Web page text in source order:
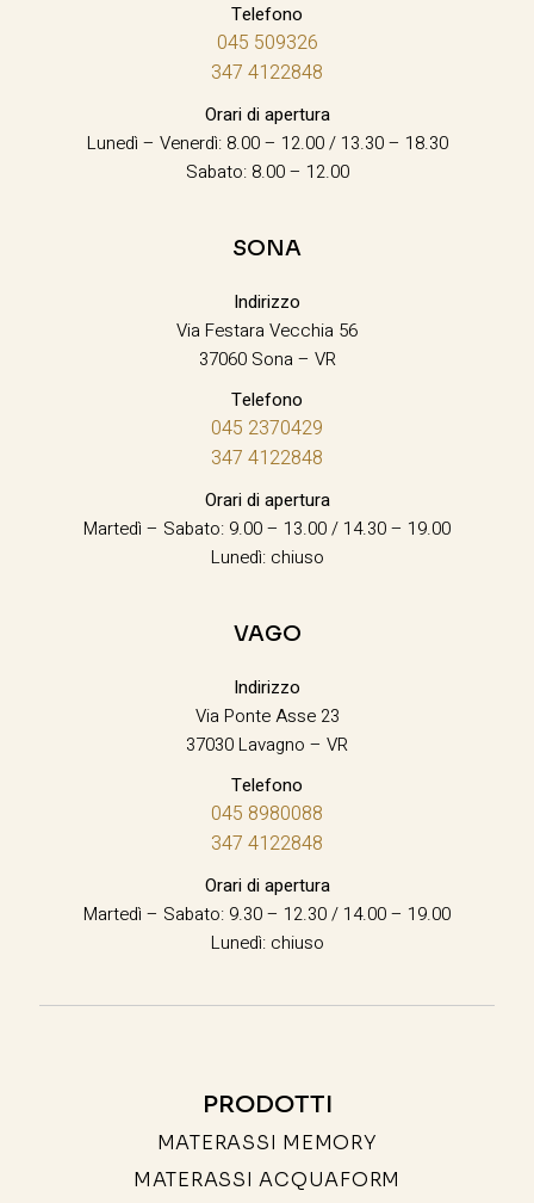
Telefono
045 509326
347 4122848
Orari di apertura
Lunedì – Venerdì: 8.00 – 12.00 / 13.30 – 18.30
Sabato: 8.00 – 12.00
SONA
Indirizzo
Via Festara Vecchia 56
37060 Sona – VR
Telefono
045 2370429
347 4122848
Orari di apertura
Martedì – Sabato: 9.00 – 13.00 / 14.30 – 19.00
Lunedì: chiuso
VAGO
Indirizzo
Via Ponte Asse 23
37030 Lavagno – VR
Telefono
045 8980088
347 4122848
Orari di apertura
Martedì – Sabato: 9.30 – 12.30 / 14.00 – 19.00
Lunedì: chiuso
PRODOTTI
MATERASSI MEMORY
MATERASSI ACQUAFORM